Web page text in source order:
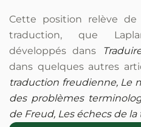
Cette position relève
traduction, que
développés dans
dans quelques autres
traduction freudienne, Le
des problèmes
de Freud, Les échecs de la